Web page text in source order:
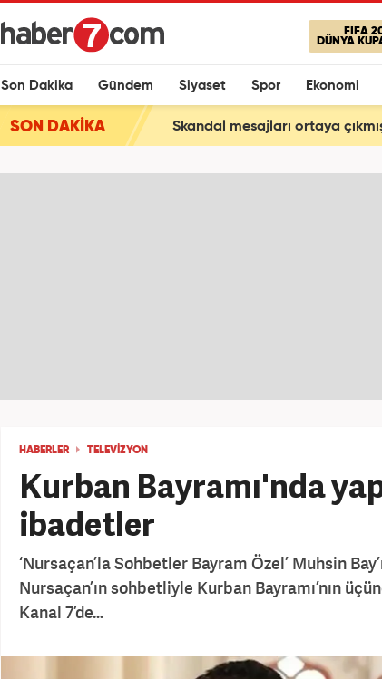
FIFA
DÜNYA
Son Dakika Gündem Siyaset Spor Ekonomi
SON DAKİKA Skandal mesajları ortaya
HABERLER TELEVIZYON
Kurban Bayramı'nda
ibadetler
‘Nursaçan’la Sohbetler Bayram Özel’ Muhsin
Nursaçan’ın sohbetliyle Kurban Bayramı’nın
Kanal 7’de…